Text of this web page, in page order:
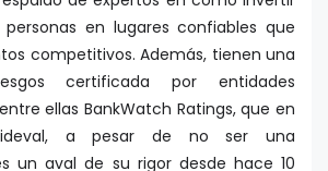
en lugares confiables que
competitivos. Además, tienen una
certificada por entidades
ellas BankWatch Ratings, que en
a pesar de no ser una
un aval de su rigor desde hace 10